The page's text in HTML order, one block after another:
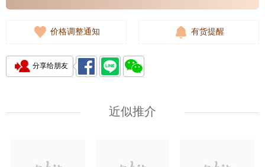
价格调整通知 有货提醒
分享给朋友
近似推介